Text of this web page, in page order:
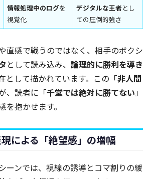
情報処理中のログを
視覚化
デジタルな王者とし
ての圧倒的強さ
直感で戦うのではなく、相手のボクシ
として読み込み、 論理的に勝利を導き
として描かれています。この「非人間
、読者に「千堂では絶対に勝てない」
を抱かせます。
による「絶望感」の増幅
ーンでは、視線の誘導とコマ割りの緩